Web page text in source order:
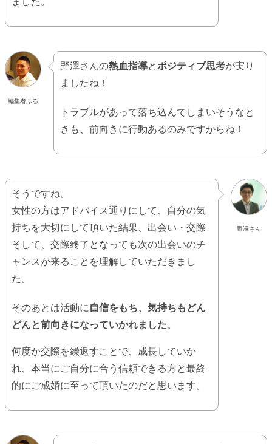
編集者ふる
野澤さんの熱血指導とポジティブ思考が実り
ましたね！
トラブルがあって落ち込んでしまいそうなと
きも、前向きに行動あるのみですからね！
野澤さん
そうですね。
女性の方はアドバイス通りにして、自分の気
持ちを大切にして頂いた結果、出会い・交際
そして、交際終了となっても次の出会いのチ
ャンスが来ることを理解していただきまし
た。
そのあとは活動に 自信をもち、気持ちもどん
どんと前向きになっていかれました。
何度か交際を繰返すことで、成長していか
れ、本当にご自分に合う信頼できる方と最終
的にご成婚に至って頂いたのだと思います。